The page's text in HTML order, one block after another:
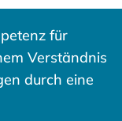
für
Verständnis
durch eine